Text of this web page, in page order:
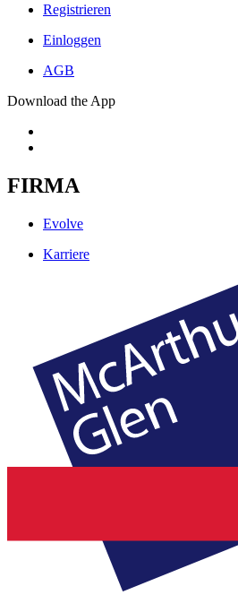
Registrieren
Einloggen
AGB
Download the App
FIRMA
Evolve
Karriere